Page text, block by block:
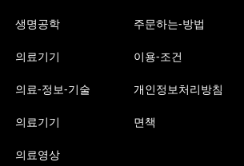
생명공학
의료기기
의료-정보-기술
의료기기
의료영상
주문하는-방법
이용-조건
개인정보처리방침
면책